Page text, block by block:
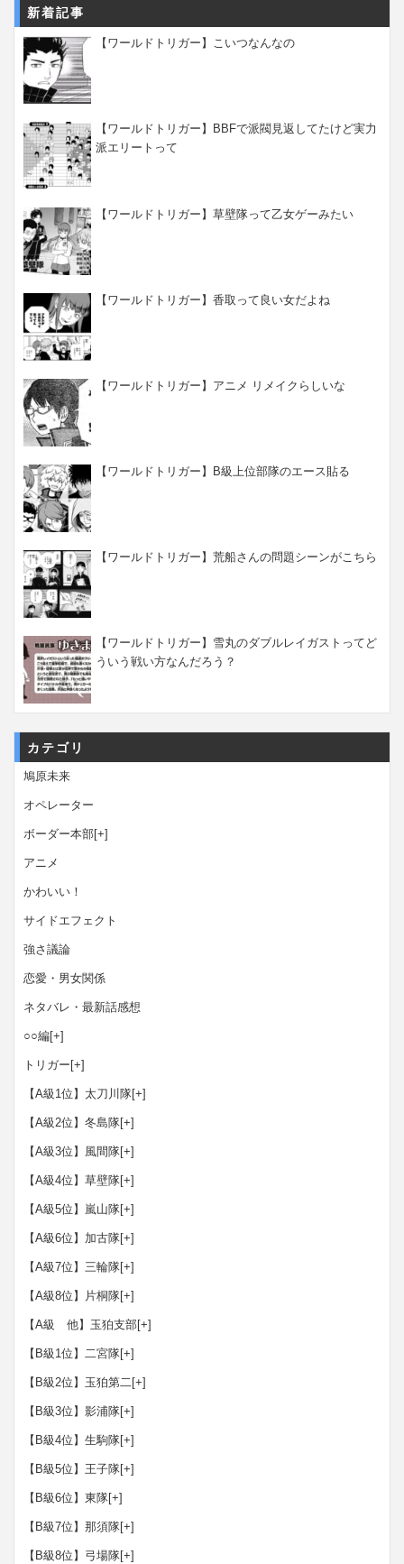
新着記事
【ワールドトリガー】こいつなんなの
【ワールドトリガー】BBFで派閥見返してたけど実力
派エリートって
【ワールドトリガー】草壁隊って乙女ゲーみたい
【ワールドトリガー】香取って良い女だよね
【ワールドトリガー】アニメ リメイクらしいな
【ワールドトリガー】B級上位部隊のエース貼る
【ワールドトリガー】荒船さんの問題シーンがこちら
【ワールドトリガー】雪丸のダブルレイガストってど
ういう戦い方なんだろう？
カテゴリ
鳩原未来
オペレーター
ボーダー本部[+]
アニメ
かわいい！
サイドエフェクト
強さ議論
恋愛・男女関係
ネタバレ・最新話感想
○○編[+]
トリガー [+]
【A級1位】太刀川隊[+]
【A級2位】冬島隊[+]
【A級3位】風間隊[+]
【A級4位】草壁隊[+]
【A級5位】嵐山隊[+]
【A級6位】加古隊[+]
【A級7位】三輪隊[+]
【A級8位】片桐隊[+]
【A級 他】玉狛支部[+]
【B級1位】二宮隊[+]
【B級2位】玉狛第二[+]
【B級3位】影浦隊[+]
【B級4位】生駒隊[+]
【B級5位】王子隊[+]
【B級6位】東隊[+]
【B級7位】那須隊[+]
【B級8位】弓場隊[+]